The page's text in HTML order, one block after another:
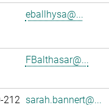
eballhysa@...
FBalthasar@...
212 sarah.bannert@...